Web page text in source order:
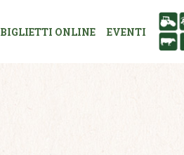
BIGLIETTI ONLINE EVENTI